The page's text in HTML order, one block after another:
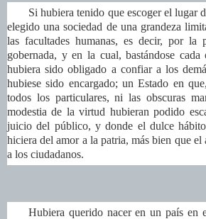
Si hubiera tenido que escoger el lugar
elegido una sociedad de una grandeza
las facultades humanas, es decir, por la
gobernada, y en la cual, bastándose
hubiera sido obligado a confiar a los
hubiese sido encargado; un Estado en
todos los particulares, ni las obscuras
modestia de la virtud hubieran podido
juicio del público, y donde el dulce
hiciera del amor a la patria, más bien que
a los ciudadanos.
Hubiera querido nacer en un país en